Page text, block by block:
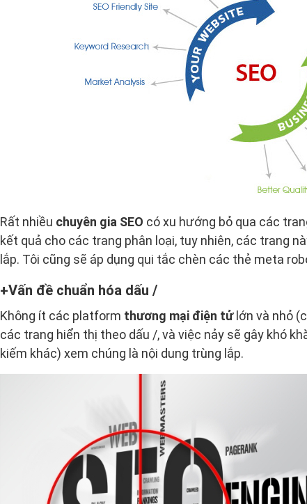
Rất nhiều chuyên gia SEO có xu hướng bỏ qua các
kết quả cho các trang phân loại, tuy nhiên, các trang
lắp. Tôi cũng sẽ áp dụng qui tắc chèn các thẻ meta
Vấn đề chuẩn hóa dấu /
Không ít các platform thương mại điện tửlớn và nhỏ
các trang hiển thị theo dấu /, và việc nảy sẽ gây khó
kiếm khác) xem chúng là nội dung trùng lắp.